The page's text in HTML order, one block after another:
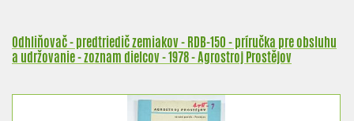
Odhliňovač - predtriedič zemiakov - RDB-150 - príručka pre obsluhu
a udržovanie - zoznam dielcov - 1978 - Agrostroj Prostějov